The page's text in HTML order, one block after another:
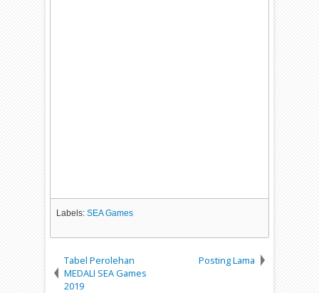
Labels:SEA Games
Tabel Perolehan
MEDALI SEA Games
2019
Posting Lama